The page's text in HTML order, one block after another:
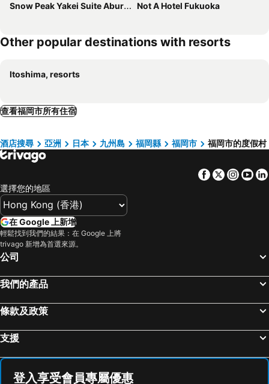
Snow Peak Yakei Suite Aburayama Fukuoka
Not A Hotel Fukuoka
Other popular destinations with resorts
Itoshima, resorts
查看福岡市所有住宿
酒店搜尋 亞洲 日本 九州島 福岡縣 福岡市 福岡市的度假村
Facebook
Twitter
選擇您的地區
在 Google 上新增
輕鬆找到我們的結果：在 Google 上將
trivago 新增為首選來源。
公司
我們的產品
條款及政策
支援
登入享受會員專屬優惠